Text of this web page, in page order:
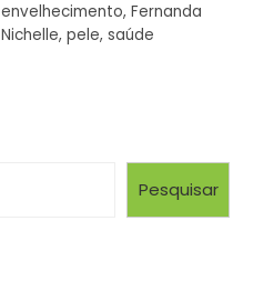
envelhecimento, Fernanda
Nichelle, pele, saúde
Pesquisar